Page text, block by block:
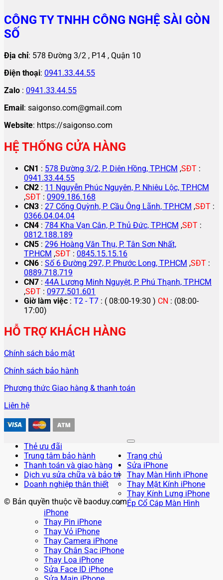
CÔNG TY TNHH CÔNG NGHỆ SÀI GÒN
SỐ
Địa chỉ: 578 Đường 3/2 , P14 , Quận 10
Điện thoại: 0941.33.44.55
Zalo : 0941.33.44.55
Email: saigonso.com@gmail.com
Website: https://saigonso.com
HỆ THỐNG CỬA HÀNG
CN1 : 578 Đường 3/2, P. Diên Hồng, TP.HCM ,SĐT :
0941.33.44.55
CN2 : 11 Nguyễn Phúc Nguyên, P. Nhiêu Lộc, TP.HCM
,SĐT : 0909.186.168
CN3 : 27 Cống Quỳnh, P. Cầu Ông Lãnh, TP.HCM ,SĐT :
0366.04.04.04
CN4 : 784 Kha Vạn Cân, P. Thủ Đức, TP.HCM ,SĐT :
0812.188.189
CN5 : 296 Hoàng Văn Thụ, P. Tân Sơn Nhất,
TP.HCM ,SĐT : 0845.15.15.16
CN6 : Số 6 Đường 297, P. Phước Long, TP.HCM ,SĐT :
0889.718.719
CN7 : 44A Lương Minh Nguyệt, P. Phú Thạnh, TP.HCM
,SĐT : 0977.501.601
Giờ làm việc : T2 - T7 : ( 08:00-19:30 ) CN : (08:00-
17:00)
HỖ TRỢ KHÁCH HÀNG
Chính sách bảo mật
Chính sách bảo hành
Phương thức Giao hàng & thanh toán
Liên hệ
Thẻ ưu đãi
Trung tâm bảo hành
Thanh toán và giao hàng
Dịch vụ sửa chữa và bảo trì
Doanh nghiệp thân thiết
© Bản quyền thuộc về baoduy.com
Trang chủ
Sửa iPhone
Thay Màn Hình iPhone
Thay Mặt Kính iPhone
Thay Kính Lưng iPhone
Ép Cổ Cáp Màn Hình
iPhone
Thay Pin iPhone
Thay Vỏ iPhone
Thay Camera iPhone
Thay Chân Sạc iPhone
Thay Loa iPhone
Sửa Face ID iPhone